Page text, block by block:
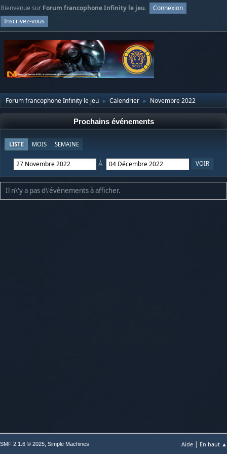
Bienvenue sur Forum francophone Infinity le jeu.
Connexion
Inscrivez-vous
Forum francophone Infinity le jeu ► Calendrier ► Novembre 2022
Prochains événements
LISTE MOIS SEMAINE
À
Il n\'y a pas d\'évènements à afficher.
Aide | En haut ▲
SMF 2.1.6 © 2025, Simple Machines